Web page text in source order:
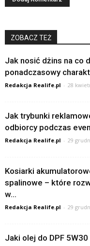
ZOBACZ TEŻ
Jak nosić dżins na co
ponadczasowy
Redakcja Realife.pl - 28
Jak trybunki
odbiorcy podczas
Redakcja Realife.pl - 29
Kosiarki
spalinowe – które
w...
Redakcja Realife.pl - 29
Jaki olej do DPF